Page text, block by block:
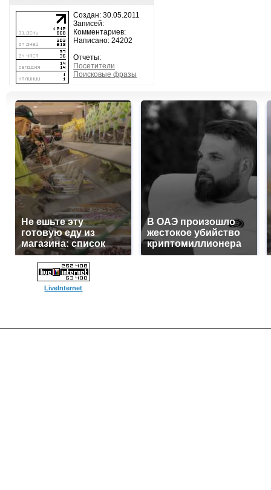
Создан: 30.05.2011
Записей:
Комментариев:
Написано: 24202
Отчеты:
Посетители
Поисковые фразы
Не ешьте эту
готовую еду из
магазина: список
В ОАЭ произошло
жестокое убийство
криптомиллионера
LiveInternet